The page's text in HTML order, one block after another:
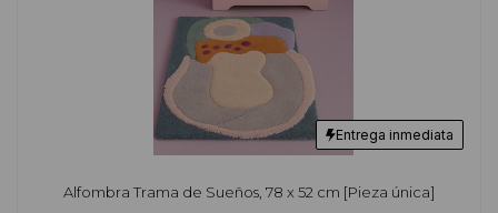
Entrega inmediata
Alfombra Trama de Sueños, 78 x 52 cm [Pieza única]